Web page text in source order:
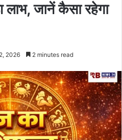
लाभ, जानें कैसा रहेगा
2026 2 minutes read